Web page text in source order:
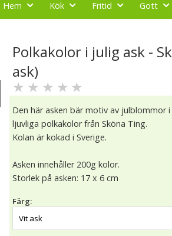
Hem Kök Fritid Gott
Polkakolor i julig ask -
ask)
★ ★ ★ ★ ★
Den här asken bär motiv av julblommor
ljuvliga polkakolor från Sköna Ting.
Kolan är kokad i Sverige.
Asken innehåller 200g kolor.
Storlek på asken: 17 x 6 cm
Färg: